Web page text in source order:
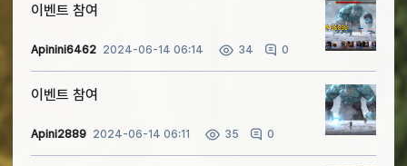
이벤트 참여
Apinini6462 2024-06-14 06:14 34 0
이벤트 참여
Apini2889 2024-06-14 06:11 35 0